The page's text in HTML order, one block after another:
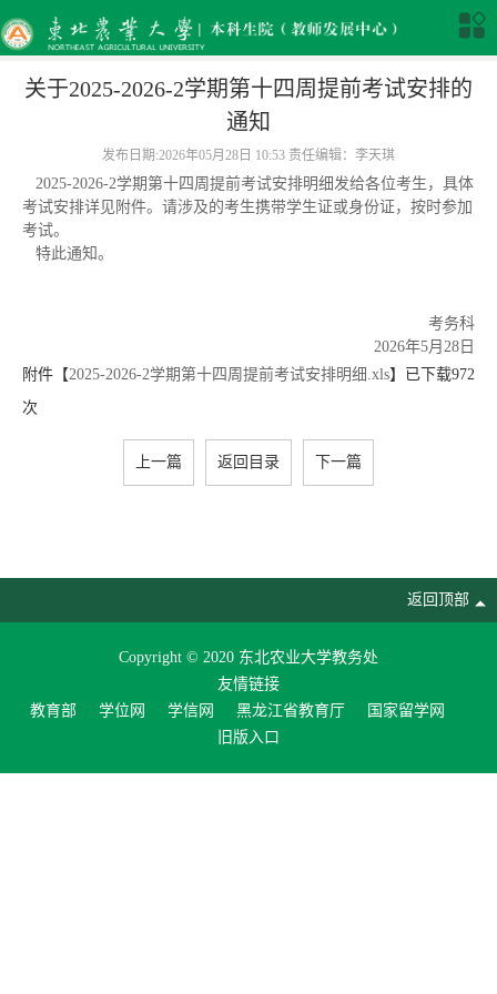
关于2025-2026-2学期第十四周提前考试安排的
通知
发布日期:2026年05月28日 10:53 责任编辑：李天琪
2025-2026-2学期第十四周提前考试安排明细发给各位考生，具体
考试安排详见附件。请涉及的考生携带学生证或身份证，按时参加
考试。
特此通知。
考务科
2026年5月28日
附件【2025-2026-2学期第十四周提前考试安排明细.xls】已下载972
次
上一篇 返回目录 下一篇
返回顶部
Copyright © 2020 东北农业大学教务处
友情链接
教育部
学位网 学信网 黑龙江省教育厅
国家留学网
旧版入口